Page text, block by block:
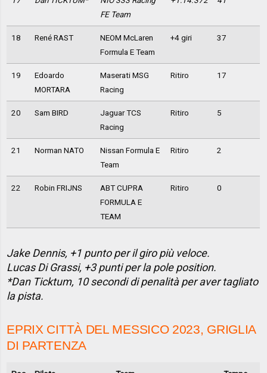
FE Team
18 René RAST
NEOM McLaren
Formula E Team
+4 giri 37
19
Edoardo
MORTARA
Maserati MSG
Racing
Ritiro 17
20 Sam BIRD
Jaguar TCS
Racing
Ritiro 5
21 Norman NATO
Nissan Formula E
Team
Ritiro 2
22 Robin FRIJNS
ABT CUPRA
FORMULA E
TEAM
Ritiro 0
Jake Dennis, +1 punto per il giro più veloce.
Lucas Di Grassi, +3 punti per la pole position.
*Dan Ticktum, 10 secondi di penalità per aver tagliato
la pista.
EPRIX CITTÀ DEL MESSICO 2023, GRIGLIA
DI PARTENZA